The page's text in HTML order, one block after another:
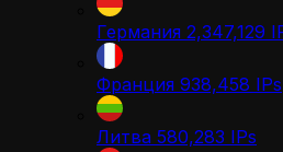
Германия 2,347,129
Франция 938,458 IPs
Литва 580,283 IPs